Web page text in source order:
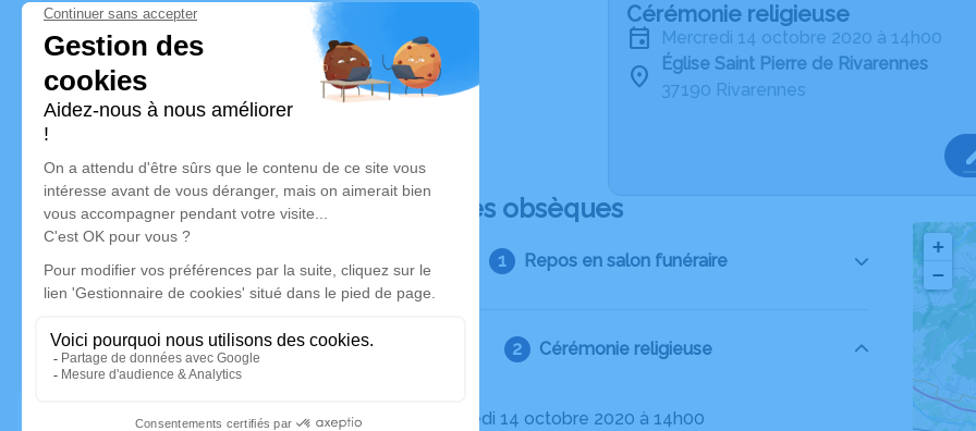
Cérémonie religieuse
mercredi 14 octobre 2020 à 14h00
Église Saint Pierre de Rivarennes
37190 Rivarennes
Déroulé des obsèques
Repos en salon funéraire
Cérémonie religieuse
Le mercredi 14 octobre 2020 à 14h00
+
−